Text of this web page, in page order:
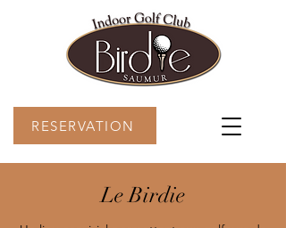
RESERVATION
Le Birdie